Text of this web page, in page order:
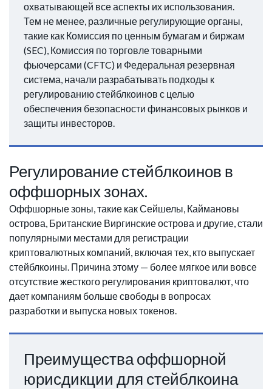
охватывающей все аспекты их использования.
Тем не менее, различные регулирующие органы,
такие как Комиссия по ценным бумагам и биржам
(SEC), Комиссия по торговле товарными
фьючерсами (CFTC) и Федеральная резервная
система, начали разрабатывать подходы к
регулированию стейблкоинов с целью
обеспечения безопасности финансовых рынков и
защиты инвесторов.
Регулирование стейблкоинов в
оффшорных зонах.
Оффшорные зоны, такие как Сейшелы, Каймановы
острова, Британские Виргинские острова и другие, стали
популярными местами для регистрации
криптовалютных компаний, включая тех, кто выпускает
стейблкоины. Причина этому — более мягкое или вовсе
отсутствие жесткого регулирования криптовалют, что
дает компаниям больше свободы в вопросах
разработки и выпуска новых токенов.
Преимущества оффшорной
юрисдикции для стейблкоина